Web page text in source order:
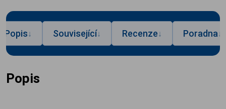
Popis↓ Související↓ Recenze↓ Poradna↓
Popis